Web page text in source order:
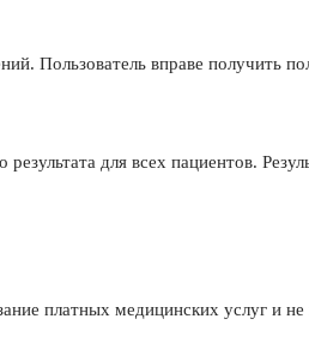
Пользователь вправе получить
для всех пациентов.
платных медицинских услуг и